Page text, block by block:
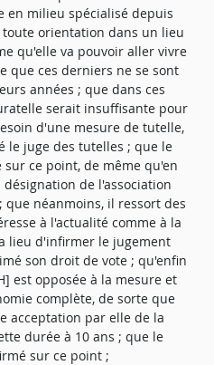
en milieu spécialisé depuis
orientation dans un lieu
qu'elle va pouvoir aller vivre
que ces derniers ne se sont
années ; que dans ces
serait insuffisante pour
d'une mesure de tutelle,
le juge des tutelles ; que le
ce point, de même qu'en
de l'association
que néanmoins, il ressort des
à l'actualité comme à la
lieu d'infirmer le jugement
son droit de vote ; qu'enfin
est opposée à la mesure et
complète, de sorte que
acceptation par elle de la
durée à 10 ans ; que le
sur ce point ;